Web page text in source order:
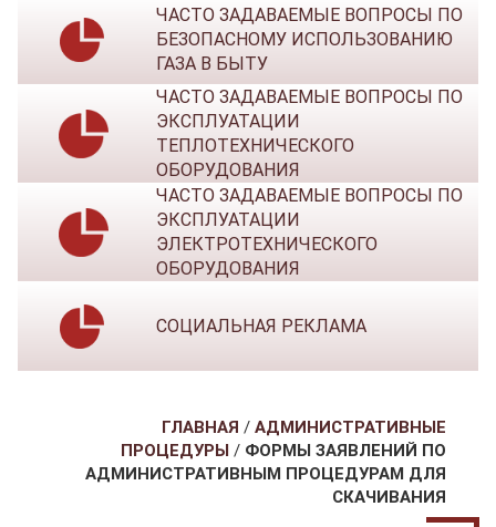
ЧАСТО ЗАДАВАЕМЫЕ ВОПРОСЫ ПО
БЕЗОПАСНОМУ ИСПОЛЬЗОВАНИЮ
ГАЗА В БЫТУ
ЧАСТО ЗАДАВАЕМЫЕ ВОПРОСЫ ПО
ЭКСПЛУАТАЦИИ
ТЕПЛОТЕХНИЧЕСКОГО
ОБОРУДОВАНИЯ
ЧАСТО ЗАДАВАЕМЫЕ ВОПРОСЫ ПО
ЭКСПЛУАТАЦИИ
ЭЛЕКТРОТЕХНИЧЕСКОГО
ОБОРУДОВАНИЯ
СОЦИАЛЬНАЯ РЕКЛАМА
ГЛАВНАЯ / АДМИНИСТРАТИВНЫЕ
ПРОЦЕДУРЫ / ФОРМЫ ЗАЯВЛЕНИЙ ПО
АДМИНИСТРАТИВНЫМ ПРОЦЕДУРАМ ДЛЯ
СКАЧИВАНИЯ